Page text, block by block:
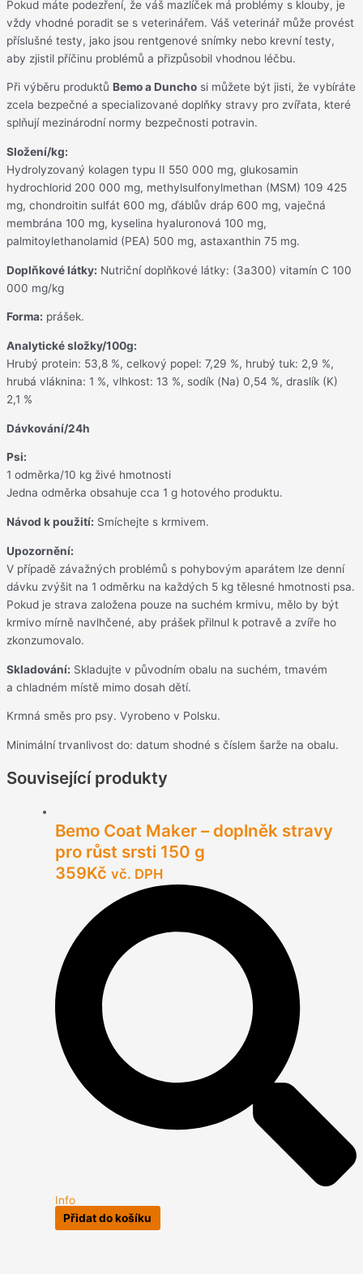
Pokud máte podezření, že váš mazlíček má problémy s klouby, je
vždy vhodné poradit se s veterinářem. Váš veterinář může provést
příslušné testy, jako jsou rentgenové snímky nebo krevní testy,
aby zjistil příčinu problémů a přizpůsobil vhodnou léčbu.
Při výběru produktů Bemo a Duncho si můžete být jisti, že vybíráte
zcela bezpečné a specializované doplňky stravy pro zvířata, které
splňují mezinárodní normy bezpečnosti potravin.
Složení/kg:
Hydrolyzovaný kolagen typu II 550 000 mg, glukosamin
hydrochlorid 200 000 mg, methylsulfonylmethan (MSM) 109 425
mg, chondroitin sulfát 600 mg, ďáblův dráp 600 mg, vaječná
membrána 100 mg, kyselina hyaluronová 100 mg,
palmitoylethanolamid (PEA) 500 mg, astaxanthin 75 mg.
Doplňkové látky: Nutriční doplňkové látky: (3a300) vitamín C 100
000 mg/kg
Forma: prášek.
Analytické složky/100g:
Hrubý protein: 53,8 %, celkový popel: 7,29 %, hrubý tuk: 2,9 %,
hrubá vláknina: 1 %, vlhkost: 13 %, sodík (Na) 0,54 %, draslík (K)
2,1 %
Dávkování/24h
Psi:
1 odměrka/10 kg živé hmotnosti
Jedna odměrka obsahuje cca 1 g hotového produktu.
Návod k použití: Smíchejte s krmivem.
Upozornění:
V případě závažných problémů s pohybovým aparátem lze denní
dávku zvýšit na 1 odměrku na každých 5 kg tělesné hmotnosti psa.
Pokud je strava založena pouze na suchém krmivu, mělo by být
krmivo mírně navlhčené, aby prášek přilnul k potravě a zvíře ho
zkonzumovalo.
Skladování: Skladujte v původním obalu na suchém, tmavém
a chladném místě mimo dosah dětí.
Krmná směs pro psy. Vyrobeno v Polsku.
Minimální trvanlivost do: datum shodné s číslem šarže na obalu.
Související produkty
Bemo Coat Maker – doplněk stravy
pro růst srsti 150 g
359Kč vč. DPH
Info
Přidat do košíku